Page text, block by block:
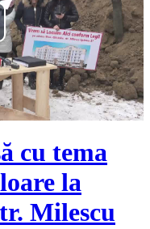
cu tema
la
Milescu